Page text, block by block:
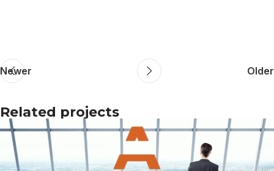
Newer Older
Related projects
Furniture
A lacus bibendum pulvinar